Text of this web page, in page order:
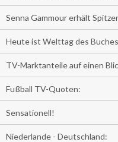
Senna Gammour erhält
Heute ist Welttag des
TV-Marktanteile auf einen
Fußball TV-Quoten:
Sensationell!
Niederlande - Deutschland: